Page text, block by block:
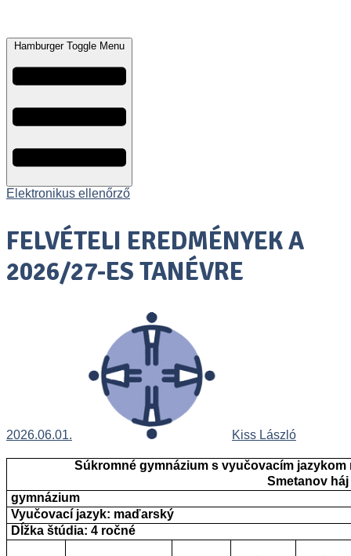
Hamburger Toggle Menu
Elektronikus ellenőrző
FELVÉTELI EREDMÉNYEK A
2026/27-ES TANÉVRE
2026.06.01. Kiss László
Súkromné gymnázium s vyučovacím
Smetanov
gymnázium
Vyučovací jazyk: maďarský
Dĺžka štúdia: 4 ročné